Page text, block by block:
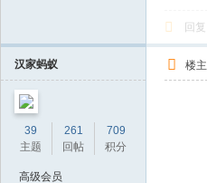
回复
汉家蚂蚁
39
主题
261
回帖
709
积分
高级会员
楼主